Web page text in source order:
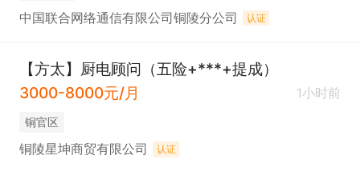
中国联合网络通信有限公司铜陵分公司 认证
【方太】厨电顾问（五险+***+提成）
3000-8000元/月
1小时前
铜官区
铜陵星坤商贸有限公司 认证